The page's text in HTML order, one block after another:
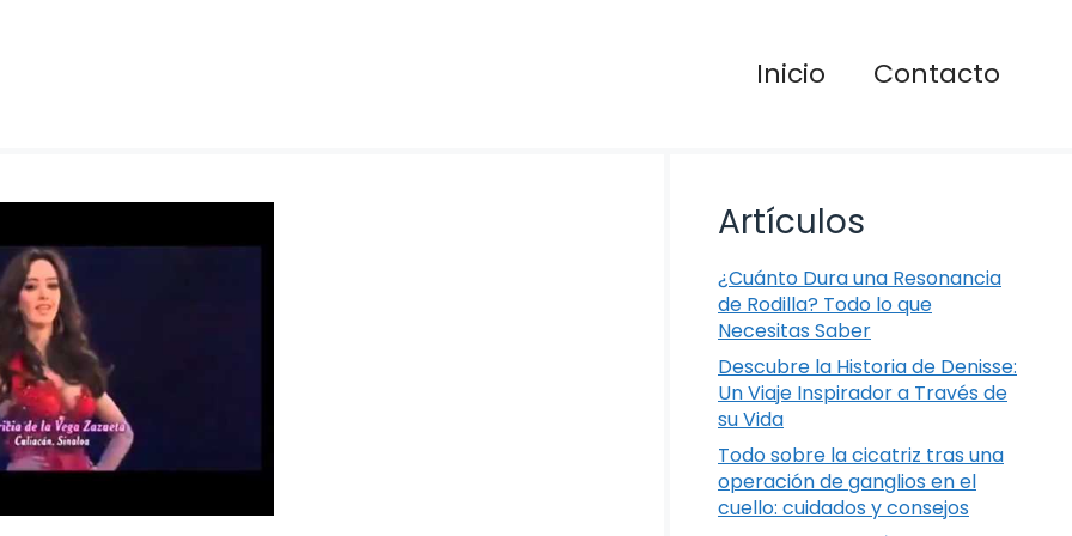
Inicio Contacto
Artículos
¿Cuánto Dura una Resonancia
de Rodilla? Todo lo que
Necesitas Saber
Descubre la Historia de Denisse:
Un Viaje Inspirador a Través de
su Vida
Todo sobre la cicatriz tras una
operación de ganglios en el
cuello: cuidados y consejos